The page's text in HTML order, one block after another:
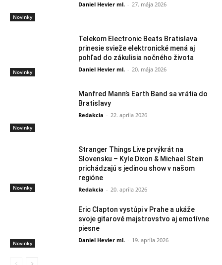
Novinky
Daniel Hevier ml. - 27. mája 2026
Novinky
Telekom Electronic Beats Bratislava
prinesie svieže elektronické mená aj
pohľad do zákulisia nočného života
Daniel Hevier ml. - 20. mája 2026
Novinky
Manfred Mann’s Earth Band sa vrátia do
Bratislavy
Redakcia - 22. apríla 2026
Novinky
Stranger Things Live prvýkrát na
Slovensku – Kyle Dixon & Michael Stein
prichádzajú s jedinou show v našom
regióne
Redakcia - 20. apríla 2026
Novinky
Eric Clapton vystúpi v Prahe a ukáže
svoje gitarové majstrovstvo aj emotívne
piesne
Daniel Hevier ml. - 19. apríla 2026